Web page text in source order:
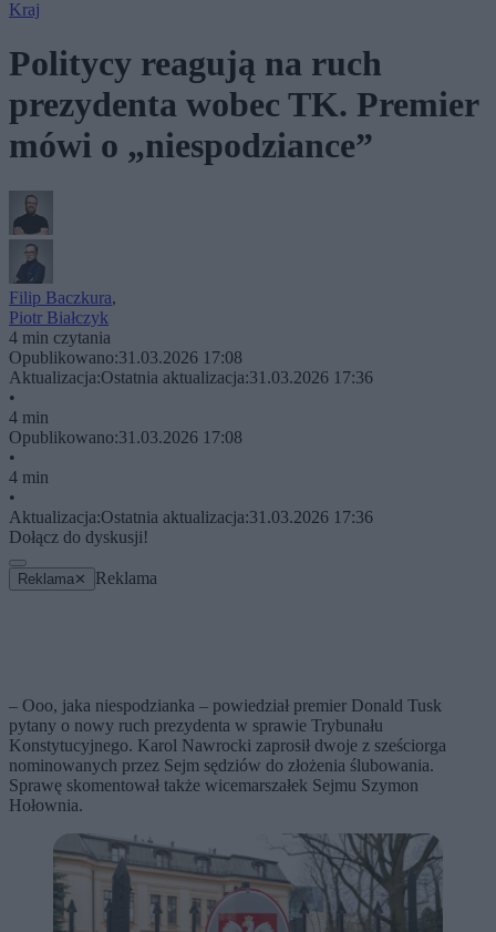
Kraj
Politycy reagują na ruch
prezydenta wobec TK. Premier
mówi o „niespodziance”
Filip Baczkura,
Piotr Białczyk
4 min czytania
Opublikowano:31.03.2026 17:08
Aktualizacja:Ostatnia aktualizacja:31.03.2026 17:36
•
4 min
Opublikowano:31.03.2026 17:08
•
4 min
•
Aktualizacja:Ostatnia aktualizacja:31.03.2026 17:36
Dołącz do dyskusji!
Reklama ✕ Reklama
– Ooo, jaka niespodzianka – powiedział premier Donald Tusk
pytany o nowy ruch prezydenta w sprawie Trybunału
Konstytucyjnego. Karol Nawrocki zaprosił dwoje z sześciorga
nominowanych przez Sejm sędziów do złożenia ślubowania.
Sprawę skomentował także wicemarszałek Sejmu Szymon
Hołownia.